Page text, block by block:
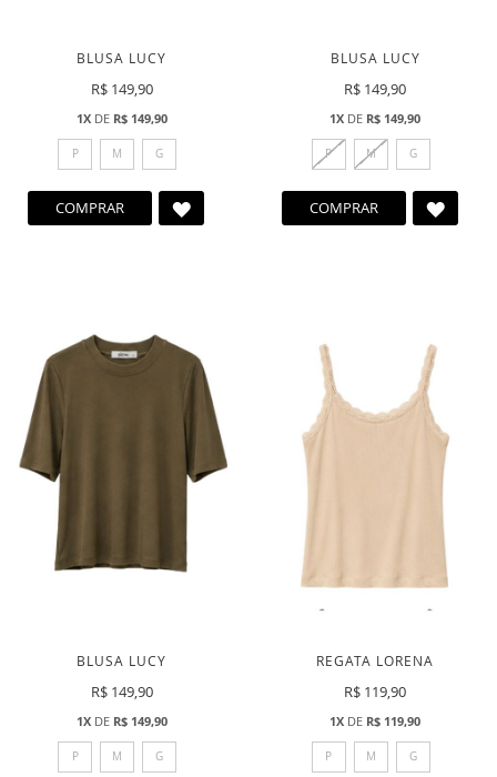
BLUSA LUCY
R$ 149,90
1XDE R$ 149,90
P M G
COMPRAR
ADICIONAR
BLUSA LUCY
R$ 149,90
1X DE R$ 149,90
P M G
COMPRAR
BLUSA LUCY
R$ 149,90
1XDE R$ 149,90
P M G
REGATA LORENA
R$ 119,90
1X DE R$ 119,90
P M G